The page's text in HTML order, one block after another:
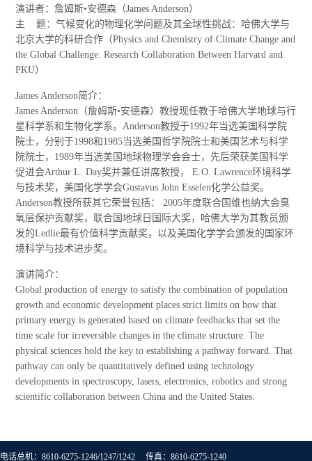
演讲者：詹姆斯•安德森（James Anderson）
主 题：气候变化的物理化学问题及其全球性挑战：哈佛大学与
北京大学的科研合作（Physics and Chemistry of Climate Change and
the Global Challenge: Research Collaboration Between Harvard and
PKU）
James Anderson简介：
James Anderson（詹姆斯•安德森）教授现任教于哈佛大学地球与行
星科学系和生物化学系。Anderson教授于1992年当选美国科学院
院士，分别于1998和1985当选美国哲学院院士和美国艺术与科学
院院士，1989年当选美国地球物理学会会士，先后荣获美国科学
促进会Arthur L. Day奖并兼任讲席教授， E.O. Lawrence环境科学
与技术奖，美国化学学会Gustavus John Esselen化学公益奖。
Anderson教授所获其它荣誉包括： 2005年度联合国维也纳大会臭
氧层保护贡献奖，联合国地球日国际大奖，哈佛大学为其教员颁
发的Ledlie最有价值科学贡献奖，以及美国化学学会颁发的国家环
境科学与技术进步奖。
演讲简介：
Global production of energy to satisfy the combination of population
growth and economic development places strict limits on how that
primary energy is generated based on climate feedbacks that set the
time scale for irreversible changes in the climate structure. The
physical sciences hold the key to establishing a pathway forward. That
pathway can only be quantitatively defined using technology
developments in spectroscopy, lasers, electronics, robotics and strong
scientific collaboration between China and the United States.
电话总机：8610-6275-1246/1247/1242 传真：8610-6275-1240